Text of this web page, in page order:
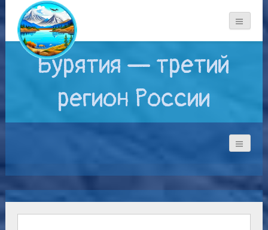
Бурятия — третий
регион России